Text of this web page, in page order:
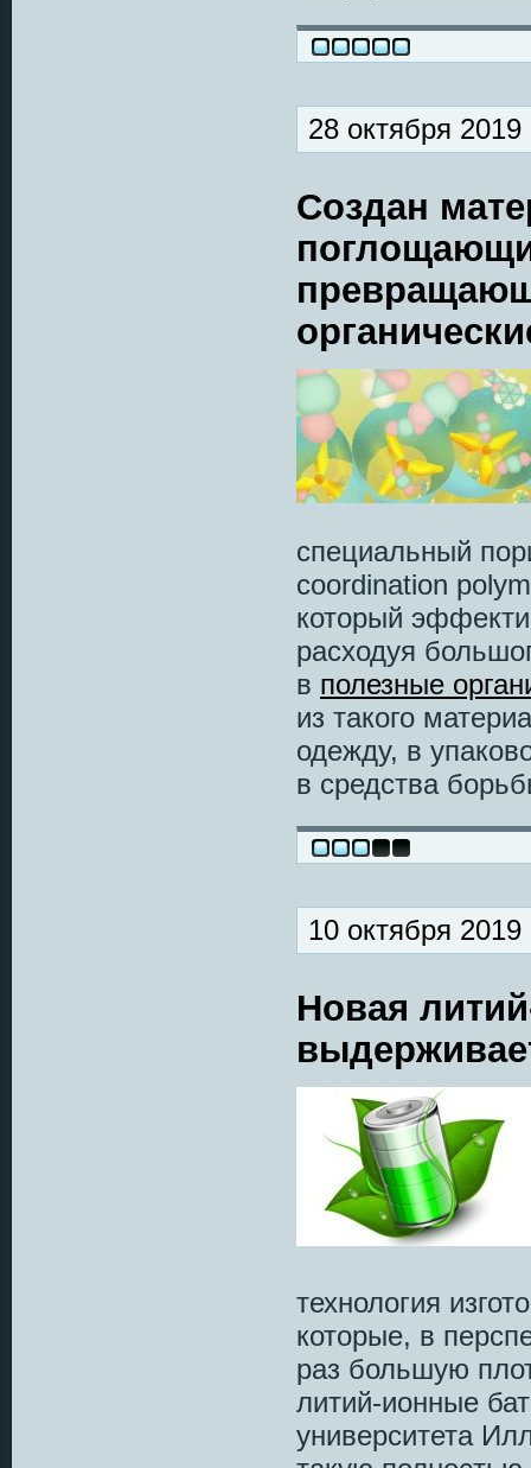
28 октября
Создан
специальный
coordination
который
расходуя
в полезные
из такого
одежду, в
в средства
10 октября
Новая
технология
которые, в
раз большую
литий-ионные
университета